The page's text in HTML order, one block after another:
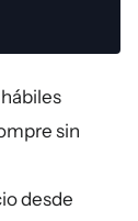
sin
desde